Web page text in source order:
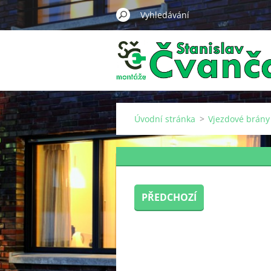
Úvodní stránka > Vjezdové brány
PŘEDCHOZÍ